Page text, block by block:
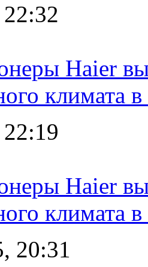
Haier
климата
Haier
климата
20:31